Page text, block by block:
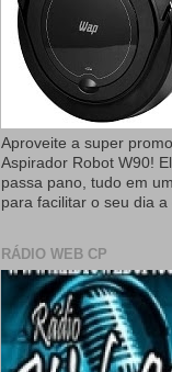
Aproveite a super
Aspirador Robot W90!
passa pano, tudo em
para facilitar o seu dia a
RÁDIO WEB CP